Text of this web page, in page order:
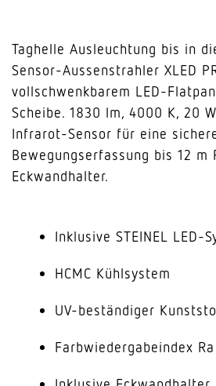
Taghelle Ausleuchtung bis in
Sensor-Aussenstrahler XLED
vollschwenkbarem LED-
Scheibe. 1830 lm, 4000 K, 20
Infrarot-Sensor für eine
Bewegungserfassung bis 12 m
Eckwandhalter.
Inklusive STEINEL LED-
HCMC Kühlsystem
UV-beständiger
Farbwiedergabeindex